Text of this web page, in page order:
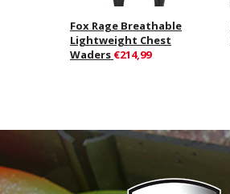
Fox Rage Breathable
Lightweight Chest
Waders €214,99